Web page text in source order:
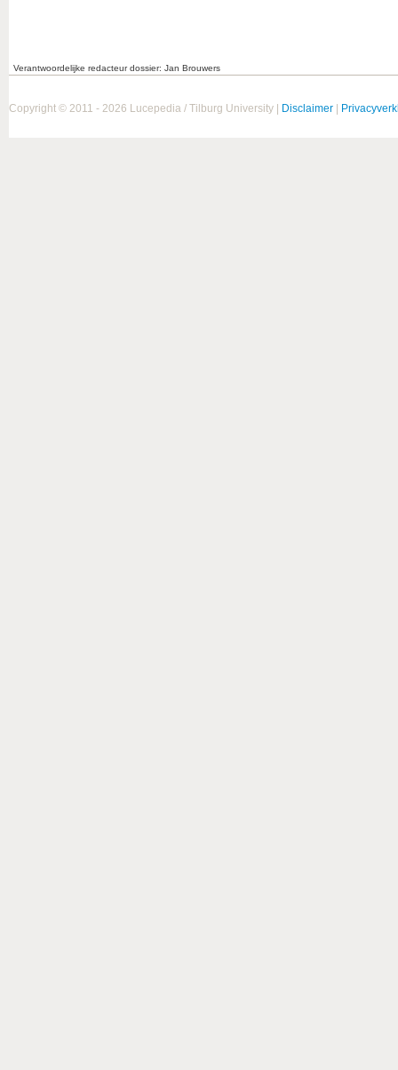
Verantwoordelijke redacteur dossier: Jan Brouwers
Copyright © 2011 - 2026 Lucepedia / Tilburg University | Disclaimer